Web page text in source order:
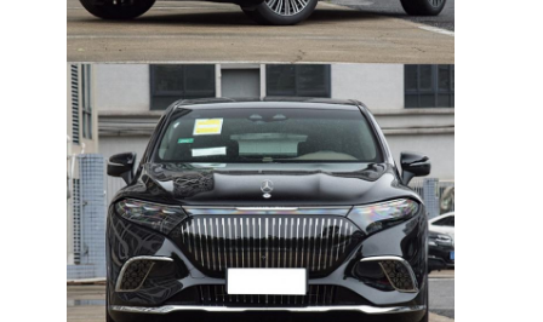
Über uns
Werksbesichtigung
Kontakt mit uns
Mercedes Benz EV
Mercedes Benz Limousine